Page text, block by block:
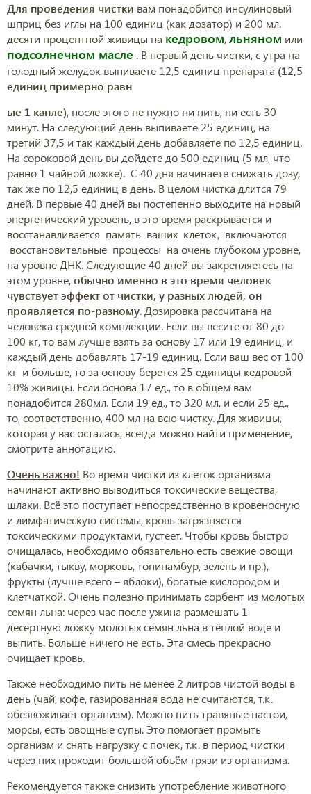
Для проведения чистки вам понадобится инсулиновый
шприц без иглы на 100 единиц (как дозатор) и 200 мл.
десяти процентной живицы на кедровом,льняном или
подсолнечном масле . В первый день чистки, с утра на
голодный желудок выпиваете 12,5 единиц препарата (12,5
единиц примерно равн
ые 1 капле), после этого не нужно ни пить, ни есть 30
минут. На следующий день выпиваете 25 единиц, на
третий 37,5 и так каждый день добавляете по 12,5 единиц.
На сороковой день вы дойдете до 500 единиц (5 мл, что
равно 1 чайной ложке). С 40 дня начинаете снижать дозу,
так же по 12,5 единиц в день. В целом чистка длится 79
дней. В первые 40 дней вы постепенно выходите на новый
энергетический уровень, в это время раскрывается и
восстанавливается память ваших клеток, включаются
восстановительные процессы на очень глубоком уровне,
на уровне ДНК. Следующие 40 дней вы закрепляетесь на
этом уровне,обычно именно в это время человек
чувствует эффект от чистки, у разных людей, он
проявляется по-разному. Дозировка рассчитана на
человека средней комплекции. Если вы весите от 80 до
100 кг, то вам лучше взять за основу 17 или 19 единиц, и
каждый день добавлять 17-19 единиц. Если ваш вес от 100
кг и больше, то за основу берется 25 единицы кедровой
10% живицы. Если основа 17 ед., то в общем вам
понадобится 280мл. Если 19 ед., то 320 мл, и если 25 ед.,
то, соответственно, 400 мл на всю чистку. Для живицы,
которая у вас осталась, всегда можно найти применение,
смотрите аннотацию.
Очень важно! Во время чистки из клеток организма
начинают активно выводиться токсические вещества,
шлаки. Всё это поступает непосредственно в кровеносную
и лимфатическую системы, кровь загрязняется
токсическими продуктами, густеет. Чтобы кровь быстро
очищалась, необходимо обязательно есть свежие овощи
(кабачки, тыкву, морковь, топинамбур, зелень и пр.),
фрукты (лучше всего – яблоки), богатые кислородом и
клетчаткой. Очень полезно принимать сорбент из молотых
семян льна: через час после ужина размешать 1
десертную ложку молотых семян льна в тёплой воде и
выпить. Больше ничего не есть. Эта смесь прекрасно
очищает кровь.
Также необходимо пить не менее 2 литров чистой воды в
день (чай, кофе, газированная вода не считаются, т.к.
обезвоживает организм). Можно пить травяные настои,
морсы, есть овощные супы. Это помогает промыть
организм и снять нагрузку с почек, т.к. в период чистки
через них проходит большой объём грязи из организма.
Рекомендуется также снизить употребление животного